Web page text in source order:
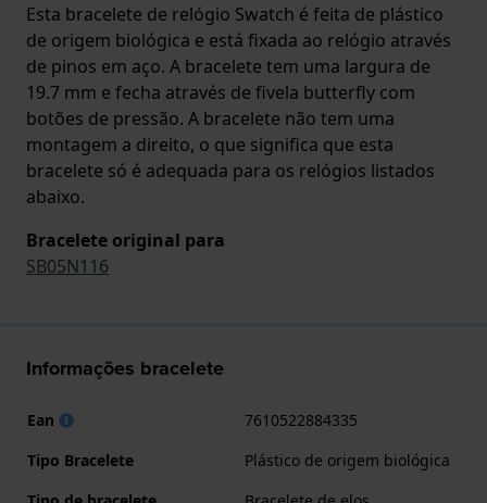
Esta bracelete de relógio Swatch é feita de plástico
de origem biológica e está fixada ao relógio através
de pinos em aço. A bracelete tem uma largura de
19.7 mm e fecha através de fivela butterfly com
botões de pressão. A bracelete não tem uma
montagem a direito, o que significa que esta
bracelete só é adequada para os relógios listados
abaixo.
Bracelete original para
SB05N116
Informações bracelete
Ean
7610522884335
Tipo Bracelete
Plástico de origem biológica